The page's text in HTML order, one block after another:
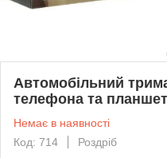
Автомобільний
телефона та
Немає в наявності
Код: 714
Роздріб